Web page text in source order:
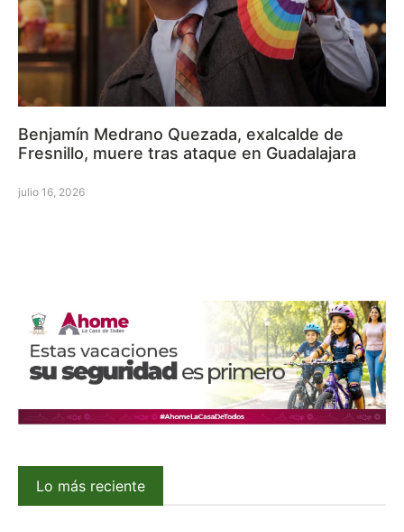
Benjamín Medrano Quezada, exalcalde de
Fresnillo, muere tras ataque en Guadalajara
julio 16, 2026
Lo más reciente